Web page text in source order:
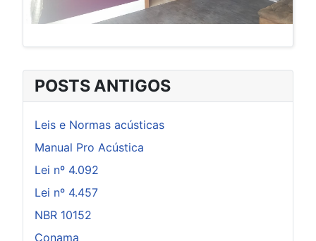
POSTS ANTIGOS
Leis e Normas acústicas
Manual Pro Acústica
Lei nº 4.092
Lei nº 4.457
NBR 10152
Conama